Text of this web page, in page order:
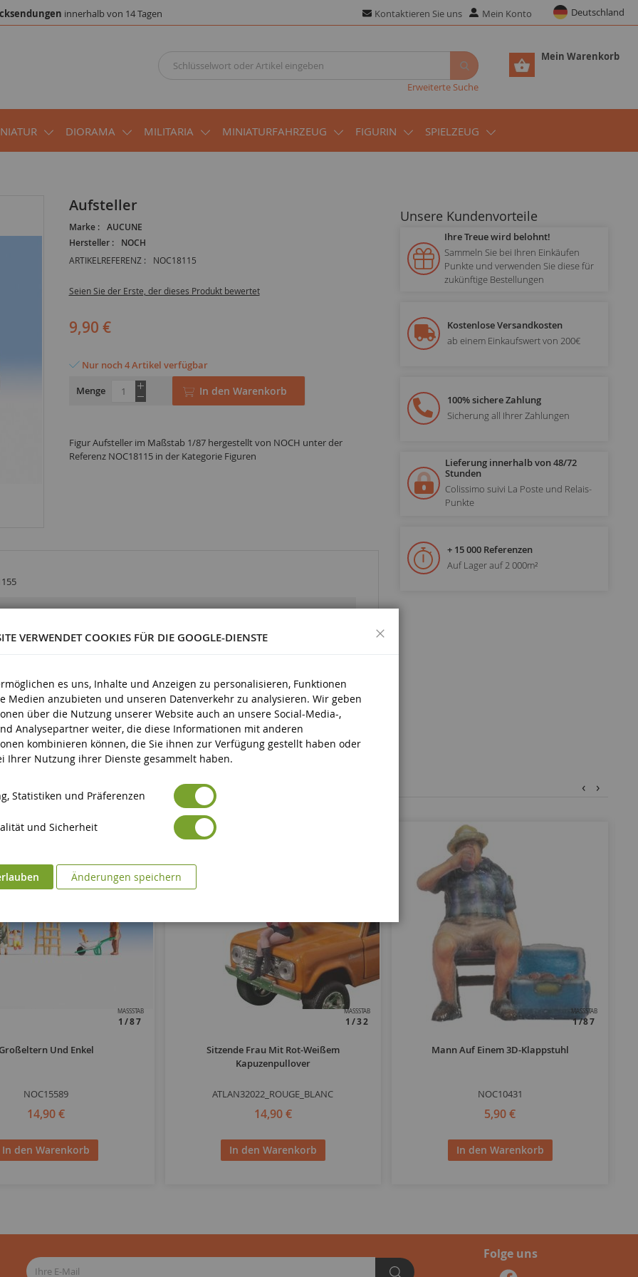
innerhalb von 14 Tagen Kontaktieren Sie uns Mein Konto Deutschland
Mein Warenkorb
Erweiterte Suche
DIORAMA MILITARIA MINIATURFAHRZEUG FIGURIN SPIELZEUG
Aufsteller
Marke :
AUCUNE
Hersteller :
NOCH
ARTIKELREFERENZ : NOC18115
Seien Sie der Erste, der dieses Produkt bewertet
9,90 €
Nur noch 4 Artikel verfügbar
Menge
In den Warenkorb
Figur Aufsteller im Maßstab 1/87 hergestellt von NOCH unter der
Referenz NOC18115 in der Kategorie Figuren
Unsere Kundenvorteile
Ihre Treue wird belohnt!
Sammeln Sie bei Ihren Einkäufen
Punkte und verwenden Sie diese für
zukünftige Bestellungen
Kostenlose Versandkosten
ab einem Einkaufswert von 200€
100% sichere Zahlung
Sicherung all Ihrer Zahlungen
Lieferung innerhalb von 48/72
Stunden
Colissimo suivi La Poste und Relais-
Punkte
+ 15 000 Referenzen
Auf Lager auf 2 000m²
MASSSTAB
1/87
Und Enkel
NOC15589
14,90 €
In den Warenkorb
MASSSTAB
1/32
Sitzende Frau Mit Rot-Weißem
Kapuzenpullover
ATLAN32022_ROUGE_BLANC
14,90 €
In den Warenkorb
MASSSTAB
1/87
Mann Auf Einem 3D-Klappstuhl
NOC10431
5,90 €
In den Warenkorb
‹ ›
Folge uns
VERWENDET COOKIES FÜR DIE GOOGLE-DIENSTE
es uns, Inhalte und Anzeigen zu personalisieren, Funktionen
Medien anzubieten und unseren Datenverkehr zu analysieren. Wir geben
über die Nutzung unserer Website auch an unsere Social-Media-,
Analysepartner weiter, die diese Informationen mit anderen
kombinieren können, die Sie ihnen zur Verfügung gestellt haben oder
Ihrer Nutzung ihrer Dienste gesammelt haben.
Statistiken und Präferenzen
und Sicherheit
Änderungen speichern